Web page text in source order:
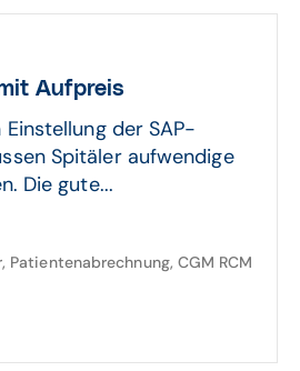
Auf­preis
der SAP-
Spitäler aufwendige
Die gute...
Patientenabrechnung, CGM RCM